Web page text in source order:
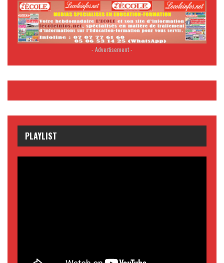
- Advertisement -
PLAYLIST